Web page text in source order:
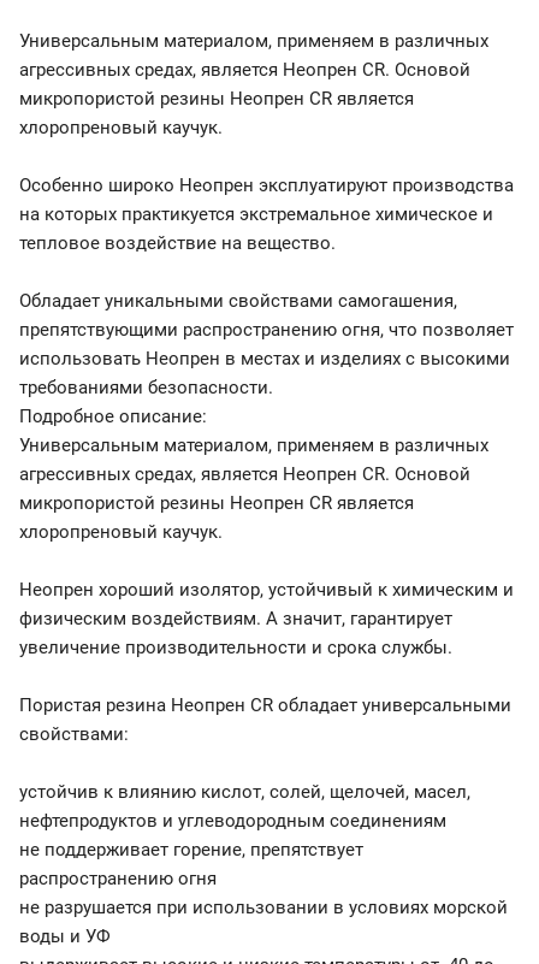
Универсальным материалом, применяем в различных
агрессивных средах, является Неопрен CR. Основой
микропористой резины Неопрен CR является
хлоропреновый каучук.
Особенно широко Неопрен эксплуатируют производства
на которых практикуется экстремальное химическое и
тепловое воздействие на вещество.
Обладает уникальными свойствами самогашения,
препятствующими распространению огня, что позволяет
использовать Неопрен в местах и изделиях с высокими
требованиями безопасности.
Подробное описание:
Универсальным материалом, применяем в различных
агрессивных средах, является Неопрен CR. Основой
микропористой резины Неопрен CR является
хлоропреновый каучук.
Неопрен хороший изолятор, устойчивый к химическим и
физическим воздействиям. А значит, гарантирует
увеличение производительности и срока службы.
Пористая резина Неопрен CR обладает универсальными
свойствами:
устойчив к влиянию кислот, солей, щелочей, масел,
нефтепродуктов и углеводородным соединениям
не поддерживает горение, препятствует
распространению огня
не разрушается при использовании в условиях морской
воды и УФ